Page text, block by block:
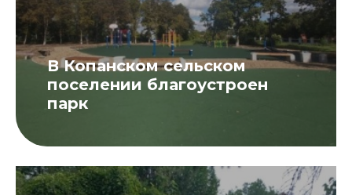
В Копанском сельском
поселении благоустроен
парк